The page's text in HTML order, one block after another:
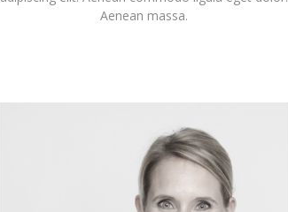
Aenean massa.